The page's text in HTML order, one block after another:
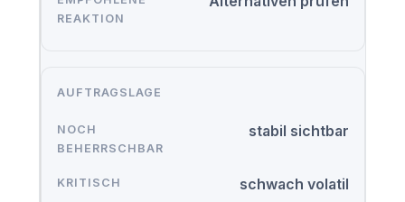
AUFTRAGSLAGE
stabil sichtbar
schwach volatil